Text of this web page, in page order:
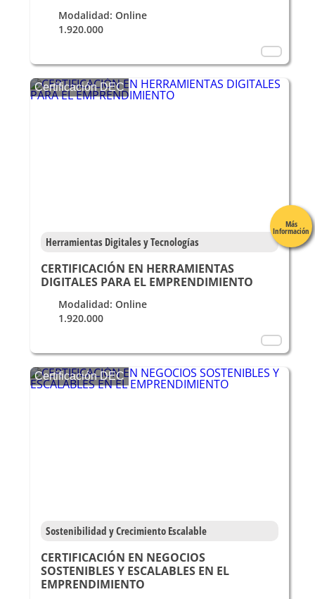
Más
Información
Modalidad: Online
1.920.000
Certificación DEC
Herramientas Digitales y Tecnologías
CERTIFICACIÓN EN HERRAMIENTAS
DIGITALES PARA EL EMPRENDIMIENTO
Modalidad: Online
1.920.000
Certificación DEC
Sostenibilidad y Crecimiento Escalable
CERTIFICACIÓN EN NEGOCIOS
SOSTENIBLES Y ESCALABLES EN EL
EMPRENDIMIENTO